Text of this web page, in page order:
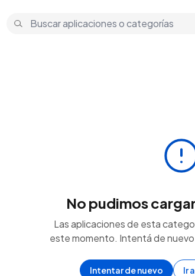
No pudimos
Las aplicaciones de esta
este momento. Intentá de
Intentar de nuevo Ir